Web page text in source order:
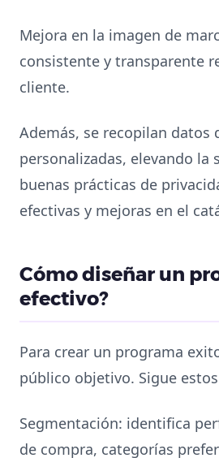
Mejora en la imagen de
consistente y transparente
cliente.
Además, se recopilan
personalizadas, elevando
buenas prácticas de
efectivas y mejoras en el
Cómo diseñar un
efectivo?
Para crear un programa
público objetivo. Sigue
Segmentación: identifica
de compra, categorías